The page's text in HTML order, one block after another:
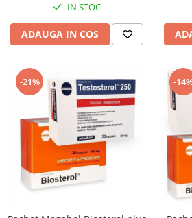
IN STOC
ADAUGA IN COS
-21% -